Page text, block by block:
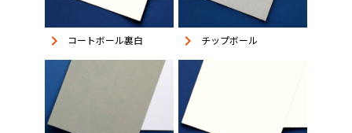
keyboard_arrow_right コートボール裏白 keyboard_arrow_right チップボール